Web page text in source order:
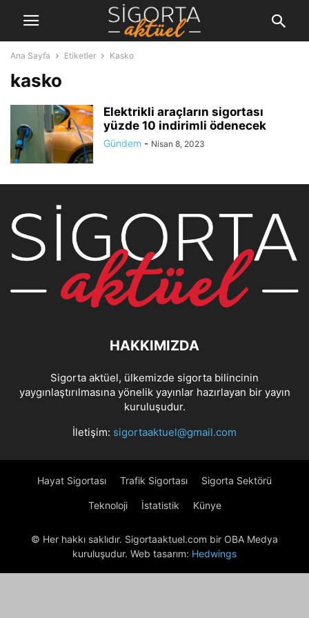
Ana Sayfa Etiketler Kasko
kasko
Elektrikli araçların sigortası
yüzde 10 indirimli ödenecek
Gündem - Nisan 8, 2023
HAKKIMIZDA
Sigorta aktüel, ülkemizde sigorta bilincinin
yaygınlaştırılmasına yönelik yayınlar hazırlayan bir yayın
kuruluşudur.
İletişim: sigortaaktuel@gmail.com
Hayat Sigortası Trafik Sigortası Sigorta Sektörü
Teknoloji İstatistik Künye
© Her hakkı saklıdır. Sigortaaktuel.com bir OBA Medya
kuruluşudur. Web tasarım: Hedwings